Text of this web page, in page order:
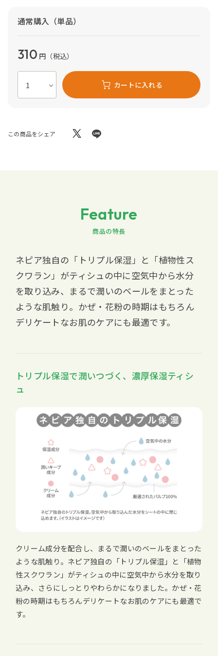
通常購入（単品）
310 円 （税込）
カートに入れる
この商品をシェア
Feature
商品の特長
ネピア独自の「トリプル保湿」と「植物性ス
クワラン」がティシュの中に空気中から水分
を取り込み、まるで潤いのベールをまとった
ような肌触り。かぜ・花粉の時期はもちろん
デリケートなお肌のケアにも最適です。
トリプル保湿で潤いつづく、濃厚保湿ティシ
ュ
クリーム成分を配合し、まるで潤いのベールをまとった
ような肌触り。ネピア独自の「トリプル保湿」と「植物
性スクワラン」がティシュの中に空気中から水分を取り
込み、さらにしっとりやわらかになりました。かぜ・花
粉の時期はもちろんデリケートなお肌のケアにも最適で
す。